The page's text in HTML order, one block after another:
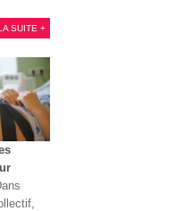
SUITE +